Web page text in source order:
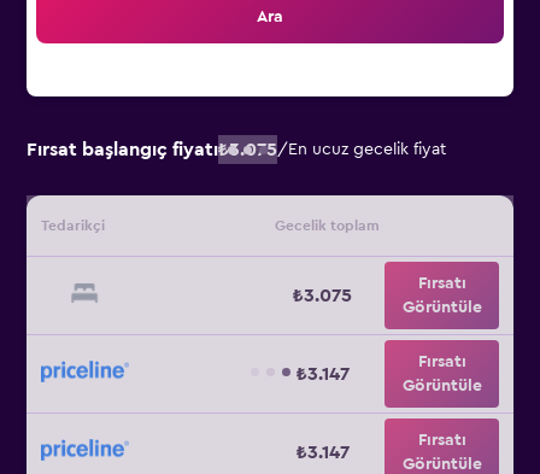
Ara
Fırsat başlangıç fiyatı₺3.075/ En ucuz gecelik fiyat
Tedarikçi Gecelik toplam
₺3.075
Fırsatı
Görüntüle
₺3.147
Fırsatı
Görüntüle
₺3.147
Fırsatı
Görüntüle